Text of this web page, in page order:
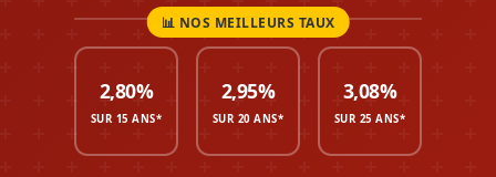
2,80%
SUR 15 ANS*
2,95%
SUR 20 ANS*
3,08%
SUR 25 ANS*